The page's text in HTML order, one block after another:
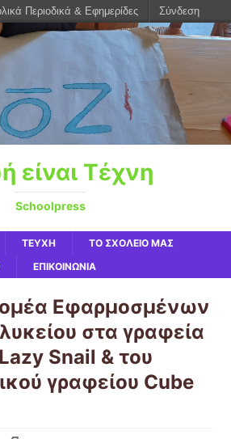
είναι Τέχνη
Schoolpress
ΤΕΥΧΗ
ΤΟ ΣΧΟΛΕΙΟ ΜΑΣ
ΕΠΙΚΟΙΝΩΝΙΑ
Εφαρμοσμένων
στα γραφεία
Snail & του
γραφείου Cube
Περιοδικά & Εφημερίδες Σύνδεση